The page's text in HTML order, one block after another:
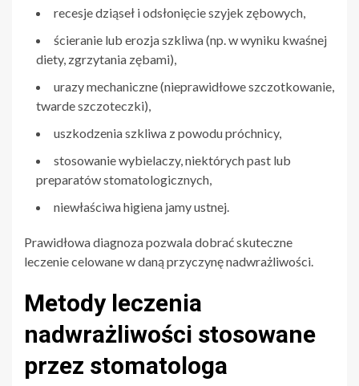
recesje dziąseł i odsłonięcie szyjek zębowych,
ścieranie lub erozja szkliwa (np. w wyniku kwaśnej
diety, zgrzytania zębami),
urazy mechaniczne (nieprawidłowe szczotkowanie,
twarde szczoteczki),
uszkodzenia szkliwa z powodu próchnicy,
stosowanie wybielaczy, niektórych past lub
preparatów stomatologicznych,
niewłaściwa higiena jamy ustnej.
Prawidłowa diagnoza pozwala dobrać skuteczne
leczenie celowane w daną przyczynę nadwrażliwości.
Metody leczenia
nadwrażliwości stosowane
przez stomatologa